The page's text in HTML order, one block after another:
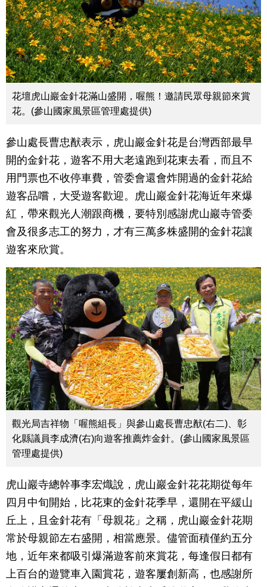
花壇虎山巖金針花滿山盛開，喔熊！邀請民眾母親節來賞
花。(參山國家風景區管理處提供)
參山處長曹忠猷表示，虎山巖金針花是台灣西部最早
開的金針花，遊客不用大老遠跑到花東去看，而且不
用門票也不收停車費，管委會還會炸開過的金針花給
遊客品嚐，大受遊客歡迎。虎山巖金針花海近年來爆
紅，帶來觀光人潮跟商機，要特別感謝虎山巖寺管委
會及很多志工的努力，才有三萬多株盛開的金針花讓
遊客來欣賞。
觀光局吉祥物「喔熊組長」與參山處長曹忠猷(右二)、彰
化縣議員李成濟(右)向遊客推薦炸金針。(參山國家風景區
管理處提供)
虎山巖寺總幹事李宏熾說，虎山巖金針花花期從每年
四月中旬開始，比花東的金針花季早，還開在平緩山
丘上，且金針花有「母親花」之稱，虎山巖金針花期
常於母親節左右盛開，相當應景。儘管面積僅約五分
地，近年來都吸引爆滿遊客前來賞花，每逢假日都有
上百台的遊覽車入園賞花，遊客屢創新高，也感謝所